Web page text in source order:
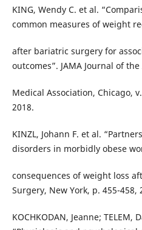
KING, Wendy C. et al.
common measures of weight
after bariatric surgery for
outcomes”. JAMA Journal of
Medical Association, Chicago,
2018.
KINZL, Johann F. et al.
disorders in morbidly obese
consequences of weight loss
Surgery, New York, p. 455-458,
KOCHKODAN, Jeanne; TELEM,